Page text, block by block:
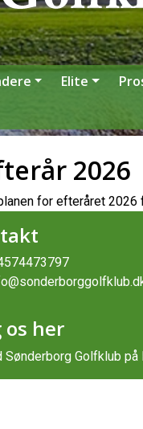
Elite
2026
for efteråret 2026
os her